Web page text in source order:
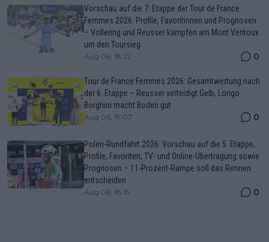
Vorschau auf die 7. Etappe der Tour de France
Femmes 2026: Profile, Favoritinnen und Prognosen
– Vollering und Reusser kämpfen am Mont Ventoux
um den Toursieg
Aug 06, 18:22 0
Tour de France Femmes 2026: Gesamtwertung nach
der 6. Etappe – Reusser verteidigt Gelb, Longo
Borghini macht Boden gut
Aug 06, 19:07 0
Polen-Rundfahrt 2026: Vorschau auf die 5. Etappe,
Profile, Favoriten, TV- und Online-Übertragung sowie
Prognosen – 11-Prozent-Rampe soll das Rennen
entscheiden
Aug 06, 18:15 0